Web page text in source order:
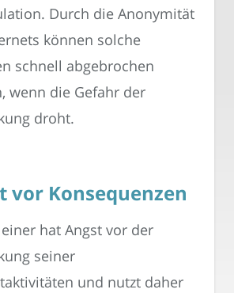
Durch die Anonymität
können solche
schnell abgebrochen
wenn die Gefahr der
droht.
vor Konsequenzen
hat Angst vor der
seiner
und nutzt daher